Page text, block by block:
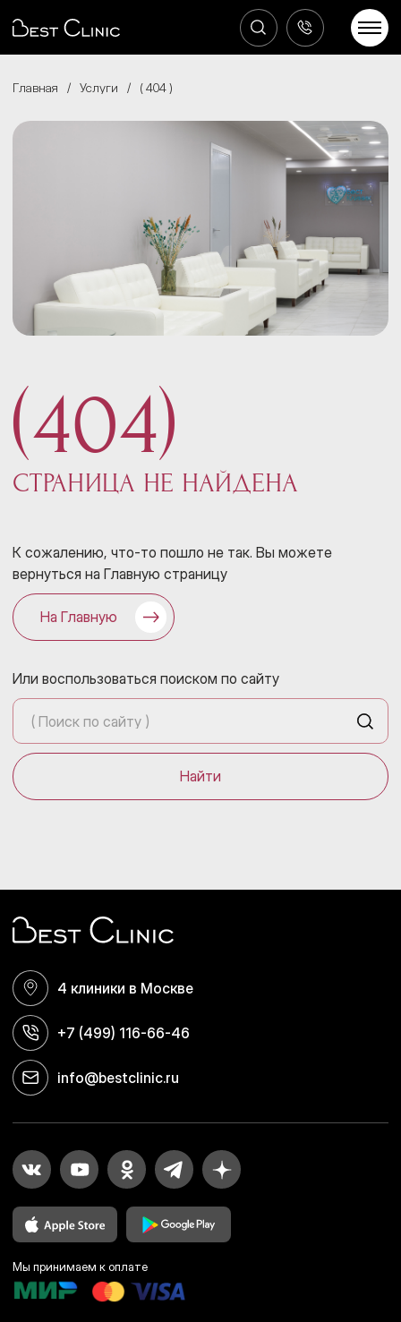
Главная / Услуги / 404
(404)
СТРАНИЦА НЕ НАЙДЕНА
К сожалению, что-то пошло не так. Вы можете
вернуться на Главную страницу
На Главную
Или воспользоваться поиском по сайту
Найти
4 клиники в Москве
+7 (499) 116-66-46
info@bestclinic.ru
Мы принимаем к оплате